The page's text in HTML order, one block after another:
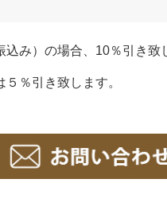
み）の場合、10％引き致
％引き致します。